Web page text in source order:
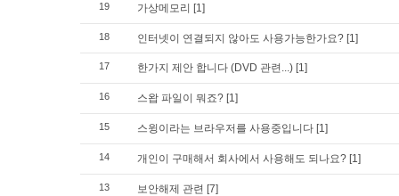
19 가상메모리 [1]
18 인터넷이 연결되지 않아도 사용가능한가요? [1]
17 한가지 제안 합니다 (DVD 관련...) [1]
16 스왑 파일이 뭐죠? [1]
15 스윙이라는 브라우저를 사용중입니다 [1]
14 개인이 구매해서 회사에서 사용해도 되나요? [1]
13 보안해제 관련 [7]